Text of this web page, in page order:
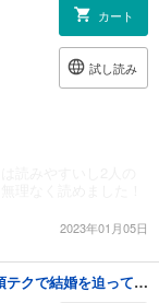
カート
試し読み
2023年01月05日
オジサマ紳士はケダモノ上司 絶頂テクで結婚を迫ってきて困ります！【描き下ろし漫画付】